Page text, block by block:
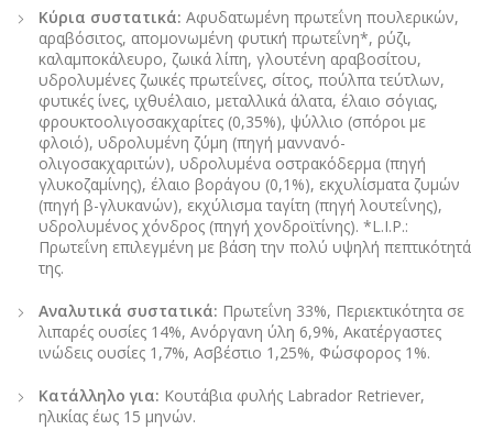
Κύρια συστατικά: Αφυδατωμένη πρωτεΐνη πουλερικών,
αραβόσιτος, απομονωμένη φυτική πρωτεΐνη*, ρύζι,
καλαμποκάλευρο, ζωικά λίπη, γλουτένη αραβοσίτου,
υδρολυμένες ζωικές πρωτεΐνες, σίτος, πούλπα τεύτλων,
φυτικές ίνες, ιχθυέλαιο, μεταλλικά άλατα, έλαιο σόγιας,
φρουκτοολιγοσακχαρίτες (0,35%), ψύλλιο (σπόροι με
φλοιό), υδρολυμένη ζύμη (πηγή μαννανό-
ολιγοσακχαριτών), υδρολυμένα οστρακόδερμα (πηγή
γλυκοζαμίνης), έλαιο βοράγου (0,1%), εκχυλίσματα ζυμών
(πηγή β-γλυκανών), εκχύλισμα ταγίτη (πηγή λουτεΐνης),
υδρολυμένος χόνδρος (πηγή χονδροϊτίνης). *L.I.P.:
Πρωτεΐνη επιλεγμένη με βάση την πολύ υψηλή πεπτικότητά
της.
Αναλυτικά συστατικά: Πρωτεΐνη 33%, Περιεκτικότητα σε
λιπαρές ουσίες 14%, Ανόργανη ύλη 6,9%, Ακατέργαστες
ινώδεις ουσίες 1,7%, Ασβέστιο 1,25%, Φώσφορος 1%.
Κατάλληλο για: Κουτάβια φυλής Labrador Retriever,
ηλικίας έως 15 μηνών.